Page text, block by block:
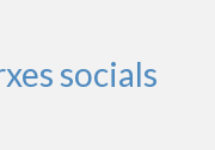
socials